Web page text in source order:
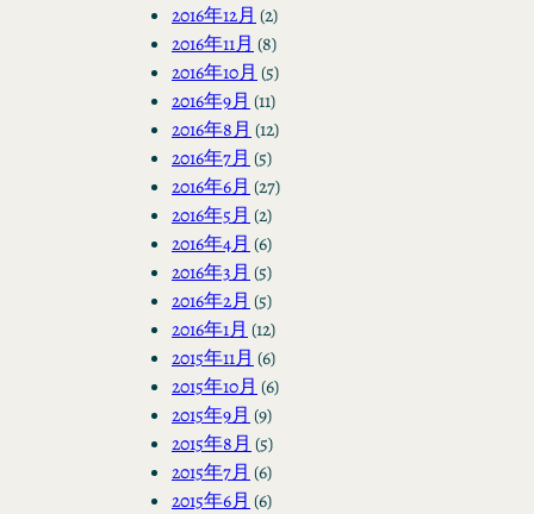
2016年12月 (2)
2016年11月 (8)
2016年10月 (5)
2016年9月 (11)
2016年8月 (12)
2016年7月 (5)
2016年6月 (27)
2016年5月 (2)
2016年4月 (6)
2016年3月 (5)
2016年2月 (5)
2016年1月 (12)
2015年11月 (6)
2015年10月 (6)
2015年9月 (9)
2015年8月 (5)
2015年7月 (6)
2015年6月 (6)